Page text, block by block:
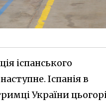
іспанського
Іспанія в
України